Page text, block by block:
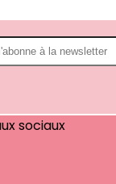
sociaux